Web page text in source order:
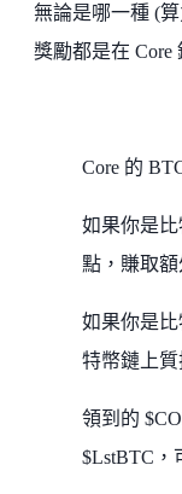
無論是哪一種 (
獎勵都是在 Core
Core 的
如果你是
點，賺取額
如果你是
特幣鏈上質
領到的
$LstBTC，